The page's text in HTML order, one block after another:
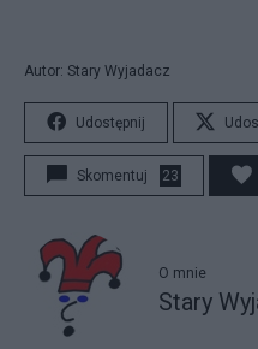
Autor: Stary Wyjadacz
Udostępnij
Skomentuj 23
O mnie
Stary